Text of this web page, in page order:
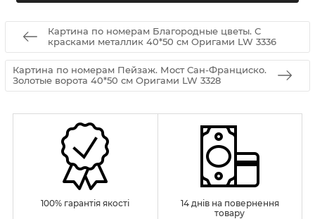
Картина по номерам Благородные цветы. С
красками металлик 40*50 см Оригами LW 3336
Картина по номерам Пейзаж. Мост Сан-Франциско.
Золотые ворота 40*50 см Оригами LW 3328
100% гарантія якості
14 днів на повернення
товару